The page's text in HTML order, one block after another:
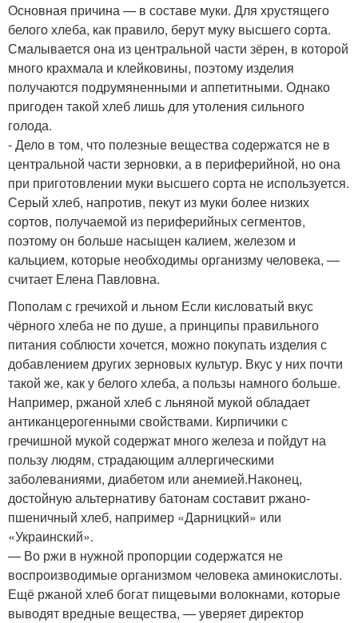
Основная причина — в составе муки. Для хрустящего
белого хлеба, как правило, берут муку высшего сорта.
Смалывается она из центральной части зёрен, в которой
много крахмала и клейковины, поэтому изделия
получаются подрумяненными и аппетитными. Однако
пригоден такой хлеб лишь для утоления сильного
голода.
- Дело в том, что полезные вещества содержатся не в
центральной части зерновки, а в периферийной, но она
при приготовлении муки высшего сорта не используется.
Серый хлеб, напротив, пекут из муки более низких
сортов, получаемой из периферийных сегментов,
поэтому он больше насыщен калием, железом и
кальцием, которые необходимы организму человека, —
считает Елена Павловна.
Пополам с гречихой и льном Если кисловатый вкус
чёрного хлеба не по душе, а принципы правильного
питания соблюсти хочется, можно покупать изделия с
добавлением других зерновых культур. Вкус у них почти
такой же, как у белого хлеба, а пользы намного больше.
Например, ржаной хлеб с льняной мукой обладает
антиканцерогенными свойствами. Кирпичики с
гречишной мукой содержат много железа и пойдут на
пользу людям, страдающим аллергическими
заболеваниями, диабетом или анемией.Наконец,
достойную альтернативу батонам составит ржано-
пшеничный хлеб, например «Дарницкий» или
«Украинский».
— Во ржи в нужной пропорции содержатся не
воспроизводимые организмом человека аминокислоты.
Ещё ржаной хлеб богат пищевыми волокнами, которые
выводят вредные вещества, — уверяет директор